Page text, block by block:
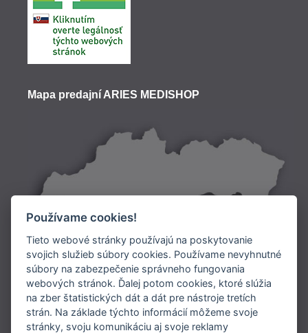
Mapa predajní ARIES MEDISHOP
Doprava:
Platba:
Používame cookies!
Tieto webové stránky používajú na poskytovanie
svojich služieb súbory cookies. Používame nevyhnutné
súbory na zabezpečenie správneho fungovania
webových stránok. Ďalej potom cookies, ktoré slúžia
na zber štatistických dát a dát pre nástroje tretích
strán. Na základe týchto informácií môžeme svoje
stránky, svoju komunikáciu aj svoje reklamy